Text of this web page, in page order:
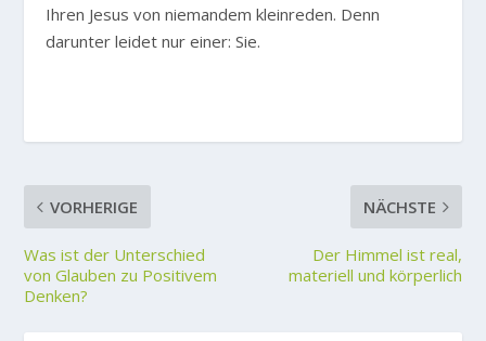
Ihren Jesus von niemandem kleinreden. Denn
darunter leidet nur einer: Sie.
VORHERIGE
Was ist der Unterschied
von Glauben zu Positivem
Denken?
NÄCHSTE
Der Himmel ist real,
materiell und körperlich